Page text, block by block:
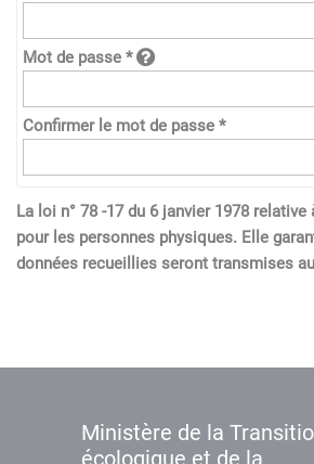
Mot de passe *
Confirmer le mot de passe *
La loi n° 78 -17 du 6 janvier 1978
pour les personnes physiques. Elle
données recueillies seront transmises
Ministère de la
écologique et de la